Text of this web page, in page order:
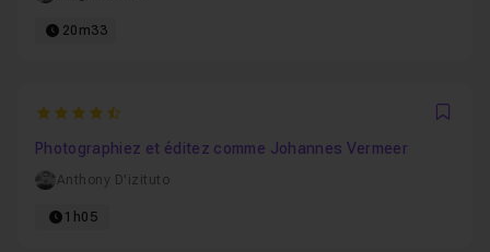
20m33
4.8620689655172
Photographiez et éditez comme Johannes Vermeer
Anthony D'izituto
1h05